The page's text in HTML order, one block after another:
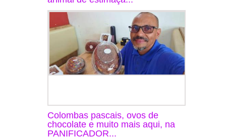
Colombas pascais, ovos de
chocolate e muito mais aqui, na
PANIFICADOR...